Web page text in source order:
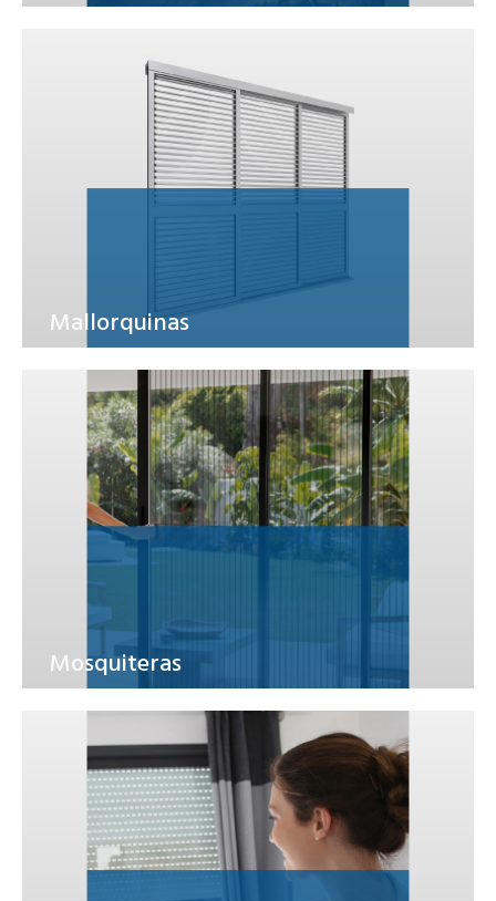
Mallorquinas
Mosquiteras